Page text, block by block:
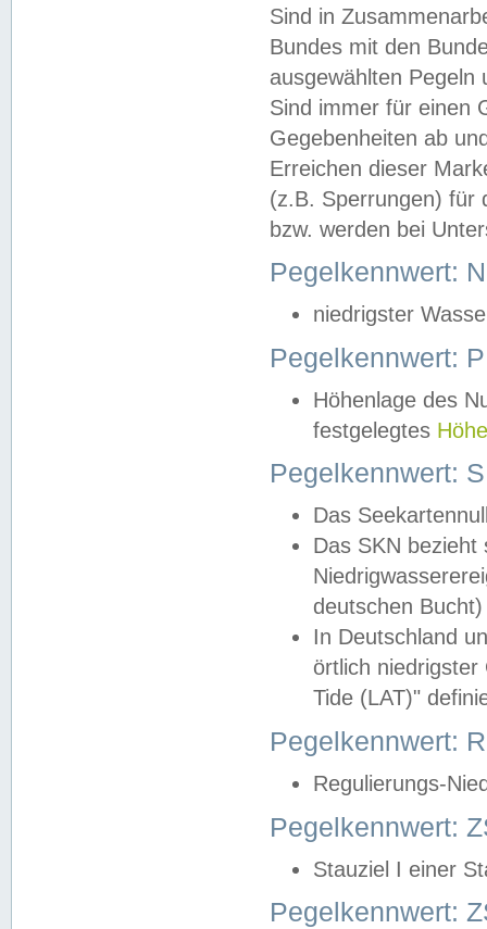
Sind in
Bundes mit den
ausgewählten
Sind immer für einen
Gegebenheiten ab
Erreichen dieser
(z.B. Sperrungen) für
bzw. werden bei
Pegelkennwert:
niedrigster
Pegelkennwert:
Höhenlage des
festgelegtes
Pegelkennwert:
Das
Das SKN
deutschen
In Deutschland
örtlich
Tide (LAT)"
Pegelkennwert:
Regulierungs-
Pegelkennwert:
Stauziel I einer
Pegelkennwert: